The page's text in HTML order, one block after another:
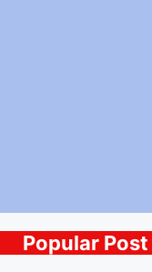
Popular Post